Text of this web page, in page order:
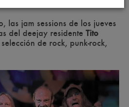
las jam sessions de los jueves
del deejay residente Tito
de rock, punk-rock,